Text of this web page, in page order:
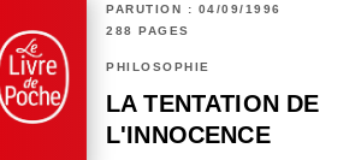
PARUTION : 04/09/1996
288 PAGES
PHILOSOPHIE
LA TENTATION DE
L'INNOCENCE